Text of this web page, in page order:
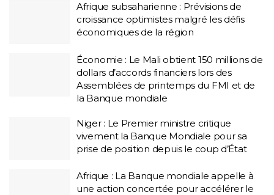
Afrique subsaharienne : Prévisions de
croissance optimistes malgré les défis
économiques de la région
Économie : Le Mali obtient 150 millions de
dollars d’accords financiers lors des
Assemblées de printemps du FMI et de
la Banque mondiale
Niger : Le Premier ministre critique
vivement la Banque Mondiale pour sa
prise de position depuis le coup d’État
Afrique : La Banque mondiale appelle à
une action concertée pour accélérer le